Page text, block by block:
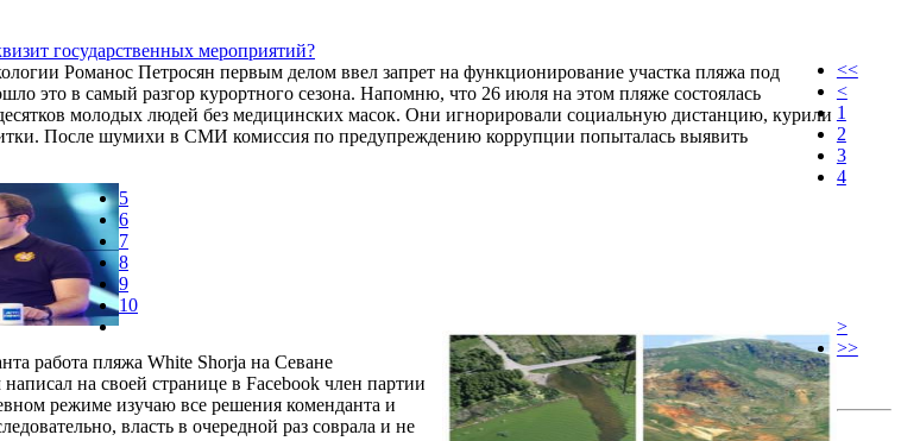
государственных мероприятий?
Романос Петросян первым делом ввел запрет на функционирование участка пляжа под
это в самый разгор курортного сезона. Напомню, что 26 июля на этом пляже состоялась
молодых людей без медицинских масок. Они игнорировали социальную дистанцию, курили
После шумихи в СМИ комиссия по предупреждению коррупции попыталась выявить
работа пляжа White Shorja на Севане
на своей странице в Facebook член партии
режиме изучаю все решения коменданта и
власть в очередной раз соврала и не
<<
<
1
2
3
4
5
6
7
8
9
10
>
>>